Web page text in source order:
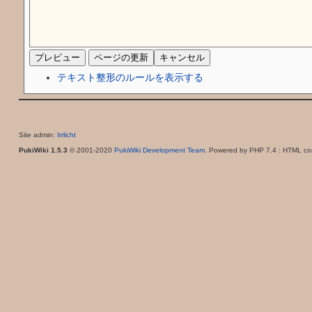
テキスト整形のルールを表示する
Site admin: Irrlicht
PukiWiki 1.5.3 © 2001-2020 PukiWiki Development Team. Powered by PHP 7.4 : HTML